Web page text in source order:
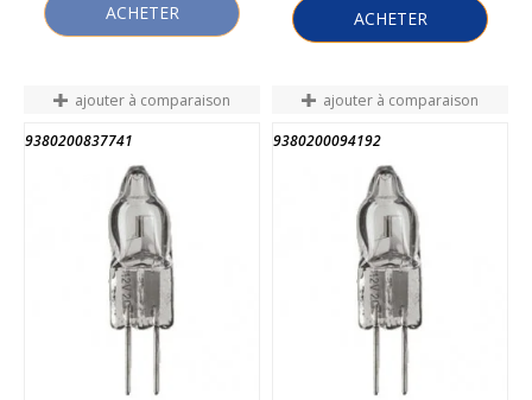
ACHETER ACHETER
ajouter à comparaison
9380200837741
FIN DE STOCK
ajouter à comparaison
9380200094192